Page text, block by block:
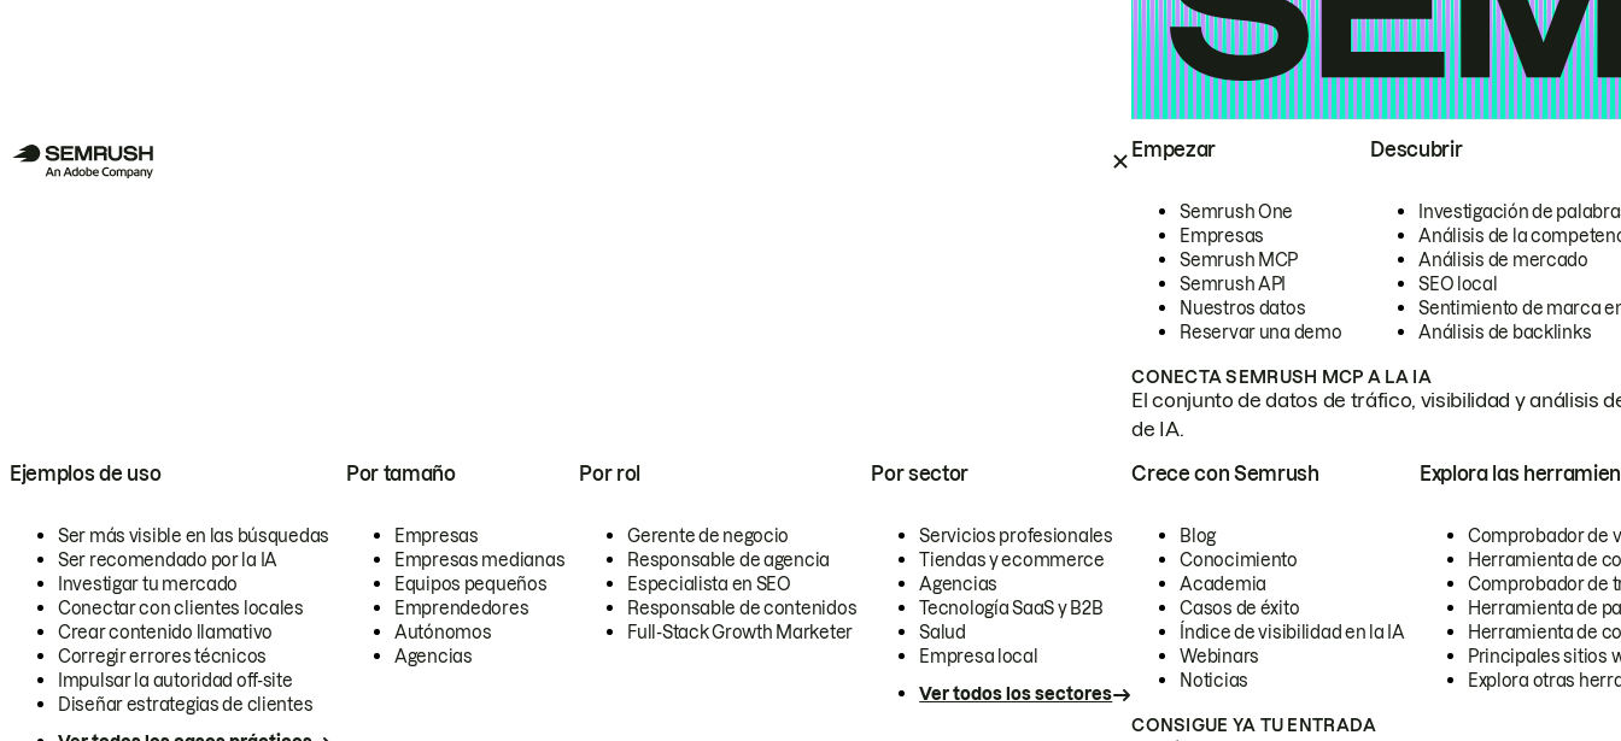
Empezar
Semrush One
Empresas
Semrush MCP
Semrush API
Nuestros datos
Reservar una demo
Descubrir
Investigación de
Análisis de la
Análisis de mercado
SEO local
Sentimiento de marca
Análisis de backlinks
CONECTA SEMRUSH MCP A LA IA
El conjunto de datos de tráfico, visibilidad y análisis
de IA.
Ejemplos de uso
Ser más visible en las búsquedas
Ser recomendado por la IA
Investigar tu mercado
Conectar con clientes locales
Crear contenido llamativo
Corregir errores técnicos
Impulsar la autoridad off-site
Diseñar estrategias de clientes
Por tamaño
Empresas
Empresas medianas
Equipos pequeños
Emprendedores
Autónomos
Agencias
Por rol
Gerente de negocio
Responsable de agencia
Especialista en SEO
Responsable de contenidos
Full-Stack Growth Marketer
Por sector
Servicios profesionales
Tiendas y ecommerce
Agencias
Tecnología SaaS y B2B
Salud
Empresa local
Ver todos los sectores
Crece con Semrush
Blog
Conocimiento
Academia
Casos de éxito
Índice de visibilidad en la IA
Webinars
Noticias
Explora las
Comprobador de
Herramienta de
Comprobador de
Herramienta de
Herramienta de
Principales sitios
Explora otras
CONSIGUE YA TU ENTRADA